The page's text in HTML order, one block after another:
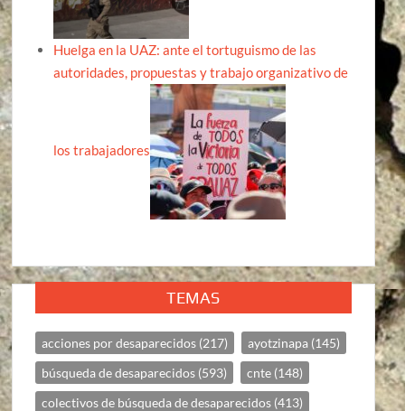
Huelga en la UAZ: ante el tortuguismo de las
autoridades, propuestas y trabajo organizativo de
los trabajadores
TEMAS
acciones por desaparecidos (217) ayotzinapa (145)
búsqueda de desaparecidos (593) cnte (148)
colectivos de búsqueda de desaparecidos (413)